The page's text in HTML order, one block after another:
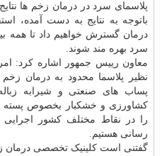
پلاسمای سرد در درمان زخم ها
باتوجه به نتایج به دست آمده،
درمان گسترش خواهیم داد تا همه
سرد بهره مند شوند.
معاون رییس جمهور اشاره کرد:
نظیر پلاسما محدود به درمان
پساب های صنعتی و شیرابه
کشاورزی و خشکبار بخصوص پسته
را در نقاط مختلف کشور
رسانی هستیم.
گفتنی است کلینیک تخصصی درمان